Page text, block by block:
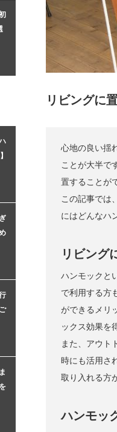
リビングに
心地の良い揺
ことが大半で
置することが
この記事では
にはどんなハ
リビング
ハンモックと
で利用する方
ができるメリ
ックス効果を
また、アウト
時にも活用さ
取り入れる方
ハンモッ